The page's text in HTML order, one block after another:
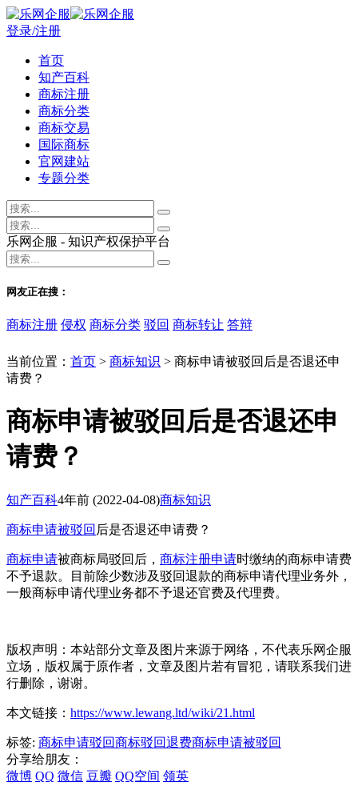
登录/注册
首页
知产百科
商标注册
商标分类
商标交易
国际商标
官网建站
专题分类
乐网企服 - 知识产权保护平台
网友正在搜：
商标注册 侵权 商标分类 驳回 商标转让 答辩
当前位置： 首页 > 商标知识 > 商标申请被驳回后是否退还申
请费？
商标申请被驳回后是否退还申
请费？
知产百科4年前 (2022-04-08)商标知识
商标申请被驳回 后是否退还申请费？
商标申请被商标局驳回后， 商标注册申请时缴纳的商标申请费
不予退款。目前除少数涉及驳回退款的商标申请代理业务外，
一般商标申请代理业务都不予退还官费及代理费。
版权声明：本站部分文章及图片来源于网络，不代表乐网企服
立场，版权属于原作者，文章及图片若有冒犯，请联系我们进
行删除，谢谢。
本文链接： https://www.lewang.ltd/wiki/21.html
标签: 商标申请驳回商标驳回退费商标申请被驳回
分享给朋友：
微博 QQ 微信 豆瓣 QQ空间 领英